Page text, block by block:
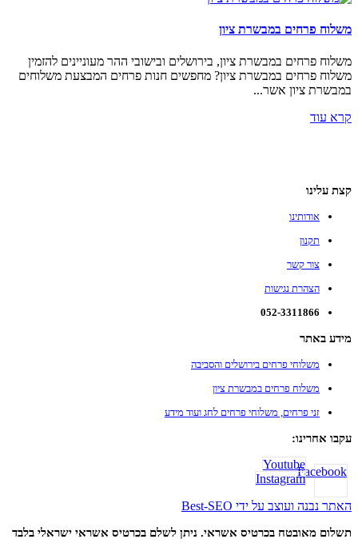
משלוח פרחים במבשרת ציון
משלוח פרחים במבשרת ציון, בירושלים ובישובי ההר מעוניינים להזמין
משלוח פרחים במבשרת ציון? מחפשים חנות פרחים המבצעת משלוחים
במבשרת ציון אשר...
קרא עוד
קצת עלינו
אודותינו
תקנון
צור קשר
הצהרת נגישות
052-3311866
מידע באתר
משלוחי פרחים בירושלים והסביבה
משלוח פרחים במבשרת ציון
זני פרחים, משלוחי פרחים לחג ועוד מידע
עקבו אחרינו:
Facebook
Youtube
Instagram
האתר נבנה ועוצב על ידי Best-SEO
תשלום מאובטח בכרטיס אשראי. ניתן לשלם בכרטיס אשראי ישראלי בלבד